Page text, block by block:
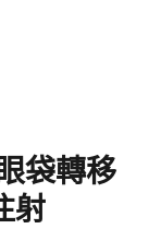
袋轉移
射